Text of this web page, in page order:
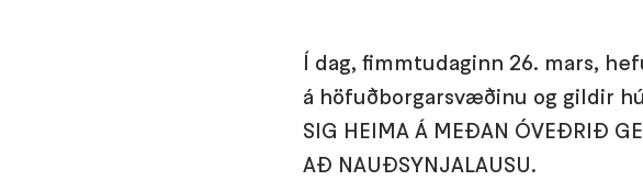
Í dag, fimmtudaginn 26. mars,
á höfuðborgarsvæðinu og gildir
SIG HEIMA Á MEÐAN ÓVEÐRIÐ
AÐ NAUÐSYNJALAUSU.